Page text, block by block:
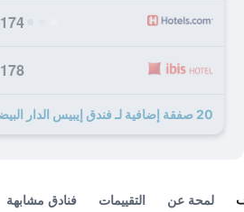
174 ﷼
178 ﷼
20 صفقة إضافية لـ فندق إيبيس الدار البيضاء - سيدي معروف
لمحة عن التقييمات فنادق مشابهة